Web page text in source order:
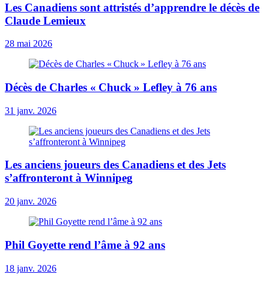
Les Canadiens sont attristés d’apprendre le décès de
Claude Lemieux
28 mai 2026
Décès de Charles « Chuck » Lefley à 76 ans
31 janv. 2026
Les anciens joueurs des Canadiens et des Jets
s’affronteront à Winnipeg
20 janv. 2026
Phil Goyette rend l’âme à 92 ans
18 janv. 2026